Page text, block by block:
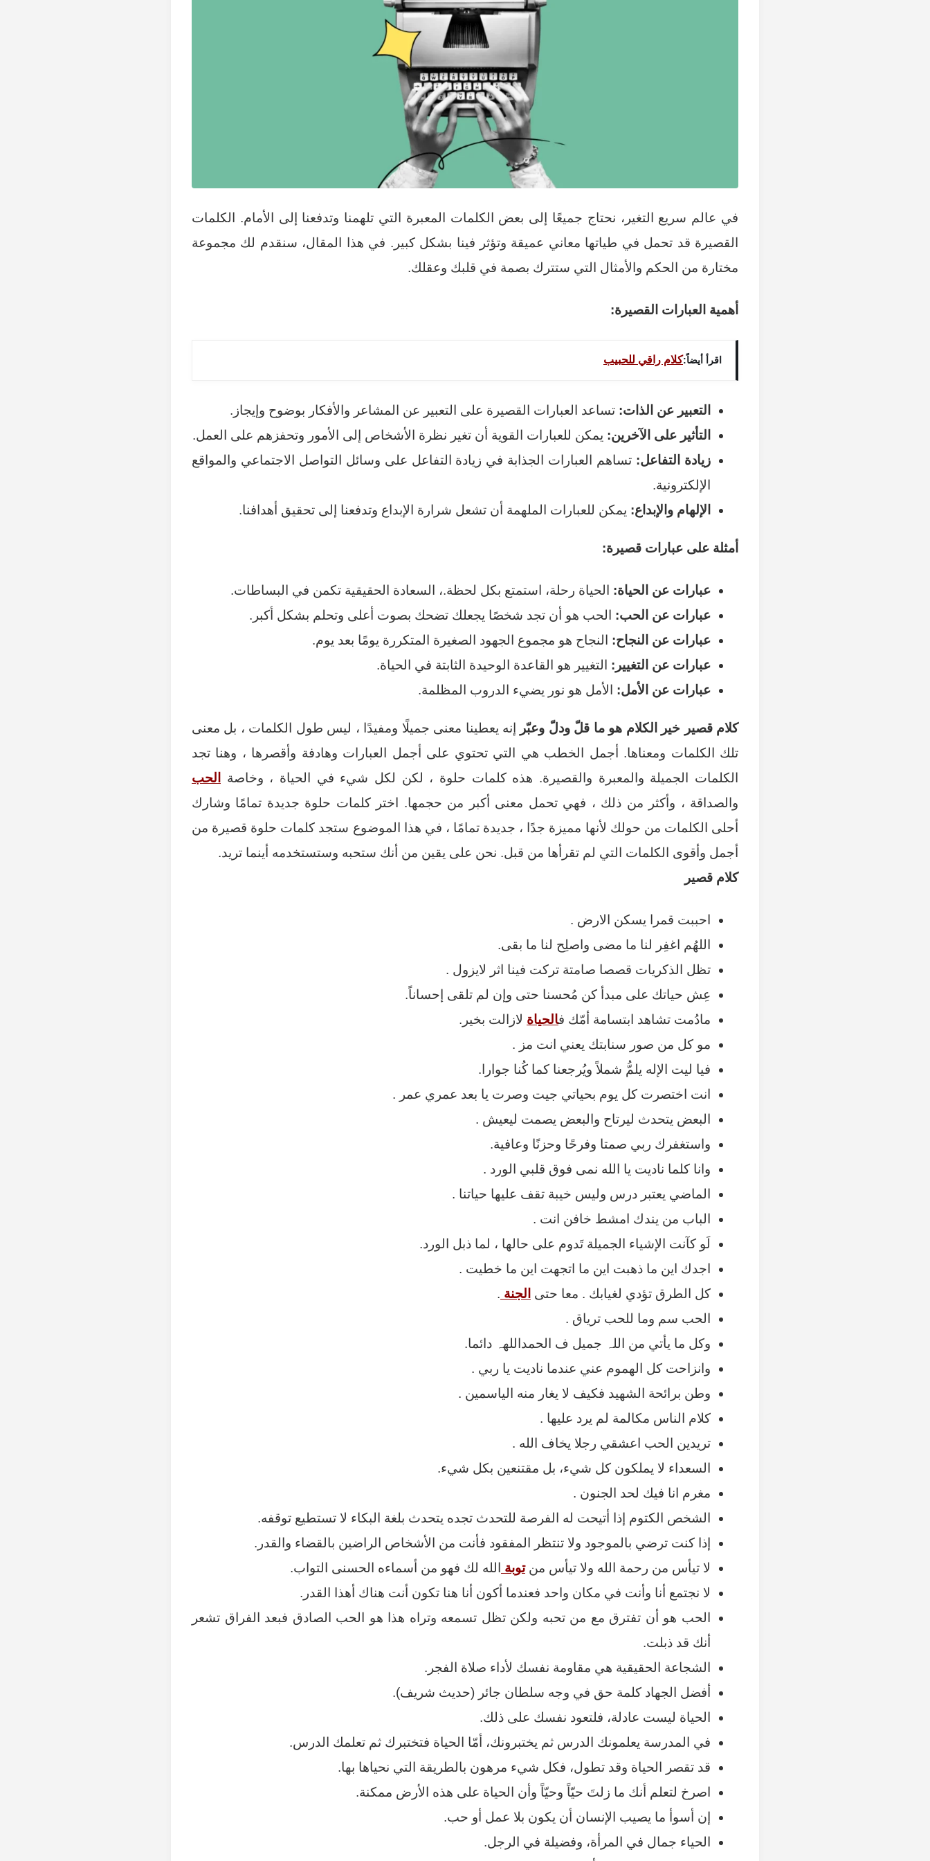
في عالم سريع التغير، نحتاج جميعًا إلى بعض الكلمات المعبرة التي تلهمنا وتدفعنا إلى الأمام. الكلمات
القصيرة قد تحمل في طياتها معاني عميقة وتؤثر فينا بشكل كبير. في هذا المقال، سنقدم لك مجموعة
مختارة من الحكم والأمثال التي ستترك بصمة في قلبك وعقلك.
أهمية العبارات القصيرة:
اقرأ أيضاً:كلام راقي للحبيب
التعبير عن الذات: تساعد العبارات القصيرة على التعبير عن المشاعر والأفكار بوضوح وإيجاز.
التأثير على الآخرين: يمكن للعبارات القوية أن تغير نظرة الأشخاص إلى الأمور وتحفزهم على العمل.
زيادة التفاعل: تساهم العبارات الجذابة في زيادة التفاعل على وسائل التواصل الاجتماعي والمواقع
الإلكترونية.
الإلهام والإبداع: يمكن للعبارات الملهمة أن تشعل شرارة الإبداع وتدفعنا إلى تحقيق أهدافنا.
أمثلة على عبارات قصيرة:
عبارات عن الحياة: الحياة رحلة، استمتع بكل لحظة.، السعادة الحقيقية تكمن في البساطات.
عبارات عن الحب: الحب هو أن تجد شخصًا يجعلك تضحك بصوت أعلى وتحلم بشكل أكبر.
عبارات عن النجاح: النجاح هو مجموع الجهود الصغيرة المتكررة يومًا بعد يوم.
عبارات عن التغيير: التغيير هو القاعدة الوحيدة الثابتة في الحياة.
عبارات عن الأمل: الأمل هو نور يضيء الدروب المظلمة.
كلام قصير خير الكلام هو ما قلّ ودلّ وعبّر إنه يعطينا معنى جميلًا ومفيدًا ، ليس طول الكلمات ، بل معنى
تلك الكلمات ومعناها. أجمل الخطب هي التي تحتوي على أجمل العبارات وهادفة وأقصرها ، وهنا تجد
الكلمات الجميلة والمعبرة والقصيرة. هذه كلمات حلوة ، لكن لكل شيء في الحياة ، وخاصة
الحب
والصداقة ، وأكثر من ذلك ، فهي تحمل معنى أكبر من حجمها. اختر كلمات حلوة جديدة تمامًا وشارك
أحلى الكلمات من حولك لأنها مميزة جدًا ، جديدة تمامًا ، في هذا الموضوع ستجد كلمات حلوة قصيرة من
أجمل وأقوى الكلمات التي لم تقرأها من قبل. نحن على يقين من أنك ستحبه وستستخدمه أينما تريد.
كلام قصير
احببت قمرا يسكن الارض .
اللهُم اغفِر لنا ما مضى واصلِح لنا ما بقى.
تظل الذكريات قصصا صامتة تركت فينا اثر لايزول .
عِش حياتك على مبدأ كن مُحسنا حتى وإن لم تلقى إحساناً.
مادُمت تشاهد ابتسامة أمّك فالحياة لازالت بخير.
مو كل من صور سنابتك يعني انت مز . ‏
فيا ليت الإله يلمُّ شملاً ويُرجعنا كما كُنا جوارا.
انت اختصرت كل يوم بحياتي جيت وصرت يا بعد عمري عمر .
البعض يتحدث ليرتاح والبعض يصمت ليعيش .
واستغفرك ربي صمتا وفرحًا وحزنًا وعافية.
وانا كلما ناديت يا الله نمى فوق قلبي الورد .
الماضي يعتبر درس وليس خيبة تقف عليها حياتنا .
الباب من يندك امشط خافن انت .
لَو كآنت الإشياء الجميلة تَدوم على حالها ، لما ذبل الورد.
اجدك اين ما ذهبت اين ما اتجهت اين ما خطيت .
كل الطرق تؤدي لغيابك . معا حتى الجنة .
الحب سم وما للحب ترياق .
وكل ما يأتي من اللہ جميل ف الحمداللهہ دائما.
وانزاحت كل الهموم عني عندما ناديت يا ربي .
وطن برائحة الشهيد فكيف لا يغار منه الياسمين .
كلام الناس مكالمة لم يرد عليها .
تريدين الحب اعشقي رجلا يخاف الله .
السعداء لا يملكون كل شيء، بل مقتنعين بكل شيء.
مغرم انا فيك لحد الجنون .
الشخص الكتوم إذا أتيحت له الفرصة للتحدث تجده يتحدث بلغة البكاء لا تستطيع توقفه.
إذا كنت ترضي بالموجود ولا تنتظر المفقود فأنت من الأشخاص الراضين بالقضاء والقدر.
لا تيأس من رحمة الله ولا تيأس منتوبة الله لك فهو من أسماءه الحسنى التواب.
لا نجتمع أنا وأنت في مكان واحد فعندما أكون أنا هنا تكون أنت هناك أهذا القدر.
الحب هو أن تفترق مع من تحبه ولكن تظل تسمعه وتراه هذا هو الحب الصادق فبعد الفراق تشعر
أنك قد ذبلت.
الشجاعة الحقيقية هي مقاومة نفسك لأداء صلاة الفجر.
أفضل الجهاد كلمة حق في وجه سلطان جائر (حديث شريف).
الحياة ليست عادلة، فلتعود نفسك على ذلك.
في المدرسة يعلمونك الدرس ثم يختبرونك، أمّا الحياة فتختبرك ثم تعلمك الدرس.
قد تقصر الحياة وقد تطول، فكل شيء مرهون بالطريقة التي نحياها بها.
اصرخ لتعلم أنك ما زلتَ حيّاً وحيّاً وأن الحياة على هذه الأرض ممكنة.
إن أسوأ ما يصيب الإنسان أن يكون بلا عمل أو حب.
الحياء جمال في المرأة، وفضيلة في الرجل.